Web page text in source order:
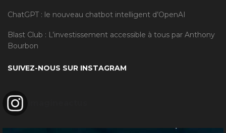
ChatGPT : le nouveau chatbot intelligent d’OpenAI
Blast Club : L’investissement accessible à tous par Anthony
Bourbon
SUIVEZ-NOUS SUR INSTAGRAM